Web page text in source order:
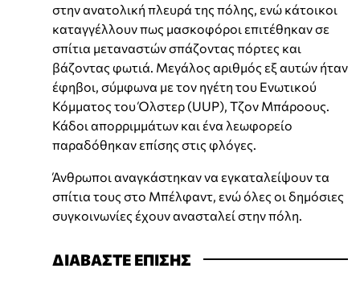
στην ανατολική πλευρά της πόλης, ενώ κάτοικοι
καταγγέλλουν πως μασκοφόροι επιτέθηκαν σε
σπίτια μεταναστών σπάζοντας πόρτες και
βάζοντας φωτιά. Μεγάλος αριθμός εξ αυτών ήταν
έφηβοι, σύμφωνα με τον ηγέτη του Ενωτικού
Κόμματος του Όλστερ (UUP), Τζον Μπάροους.
Κάδοι απορριμμάτων και ένα λεωφορείο
παραδόθηκαν επίσης στις φλόγες.
Άνθρωποι αναγκάστηκαν να εγκαταλείψουν τα
σπίτια τους στο Μπέλφαντ, ενώ όλες οι δημόσιες
συγκοινωνίες έχουν ανασταλεί στην πόλη.
ΔΙΑΒΑΣΤΕ ΕΠΙΣΗΣ